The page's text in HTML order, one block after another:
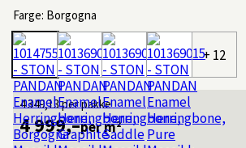
Farge: Borgogna
+ 12
4 349,13per pakke
4 999,–per m²